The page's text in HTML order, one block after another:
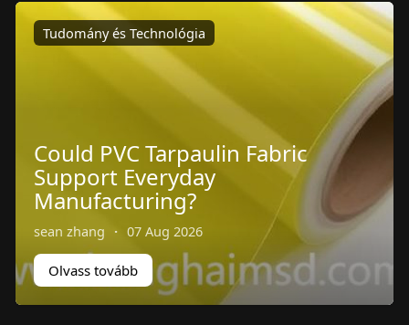
Tudomány és Technológia
Could PVC Tarpaulin Fabric
Support Everyday
Manufacturing?
sean zhang · 07 Aug 2026
Olvass tovább